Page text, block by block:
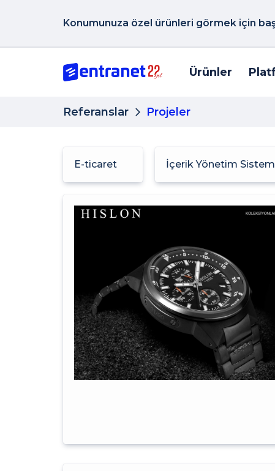
Konumunuza özel ürünleri görmek için
Ürünler
Referanslar Projeler
E-ticaret İçerik Yönetim